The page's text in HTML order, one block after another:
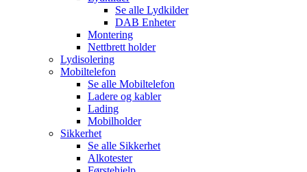
Se alle Lydkilder
DAB Enheter
Montering
Nettbrett holder
Lydisolering
Mobiltelefon
Se alle Mobiltelefon
Ladere og kabler
Lading
Mobilholder
Sikkerhet
Se alle Sikkerhet
Alkotester